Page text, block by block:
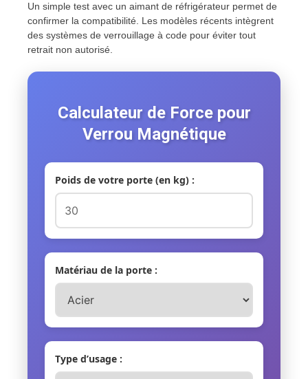
Un simple test avec un aimant de réfrigérateur permet de
confirmer la compatibilité. Les modèles récents intègrent
des systèmes de verrouillage à code pour éviter tout
retrait non autorisé.
Calculateur de Force pour
Verrou Magnétique
Poids de votre porte (en kg) :
Matériau de la porte :
Type d’usage :